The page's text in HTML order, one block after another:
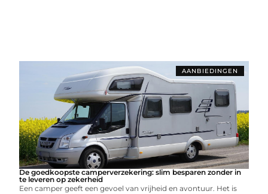
AANBIEDINGEN
De goedkoopste camperverzekering: slim besparen zonder in
te leveren op zekerheid
Een camper geeft een gevoel van vrijheid en avontuur. Het is